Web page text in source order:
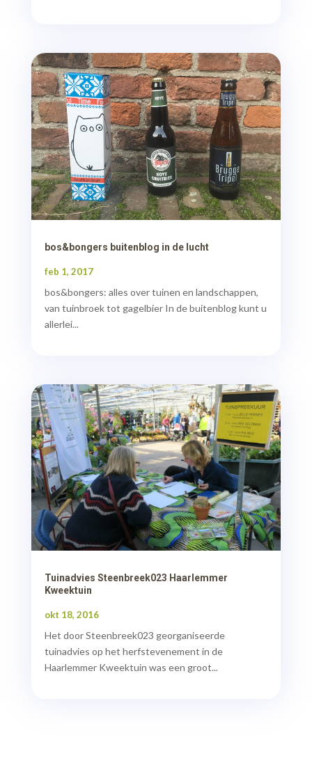
bos&bongers buitenblog in de lucht
feb 1, 2017
bos&bongers: alles over tuinen en landschappen,
van tuinbroek tot gagelbier In de buitenblog kunt u
allerlei...
Tuinadvies Steenbreek023 Haarlemmer
Kweektuin
okt 18, 2016
Het door Steenbreek023 georganiseerde
tuinadvies op het herfstevenement in de
Haarlemmer Kweektuin was een groot...